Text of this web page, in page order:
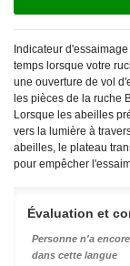
Indicateur
temps lorsque votre
une ouverture de vol
les pièces de la ruche
Lorsque les abeilles
vers la lumière à
abeilles, le plateau
pour empêcher
Évaluation et
Personne n'a
dans cette langue